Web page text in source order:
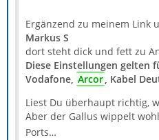
Ergänzend zu meinem Link
Markus S
dort steht dick und fett zu
Diese Einstellungen gelten
Vodafone, Arcor, Kabel
Liest Du überhaupt richtig,
Aber der Gallus wippelt
Ports…